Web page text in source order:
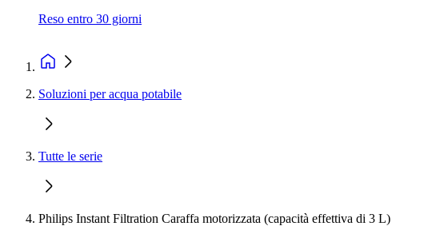
Reso entro 30 giorni
Soluzioni per acqua potabile
Tutte le serie
Philips Instant Filtration Caraffa motorizzata (capacità effettiva di 3 L)